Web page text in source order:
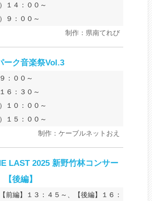
１４：００～
９：００～
制作：県南てれび
ーク音楽祭Vol.3
：００～
６：３０～
１０：００～
１５：００～
制作：ケーブルネットおえ
LAST 2025 新野竹林コンサー
【後編】
前編】１３：４５～、【後編】１６：